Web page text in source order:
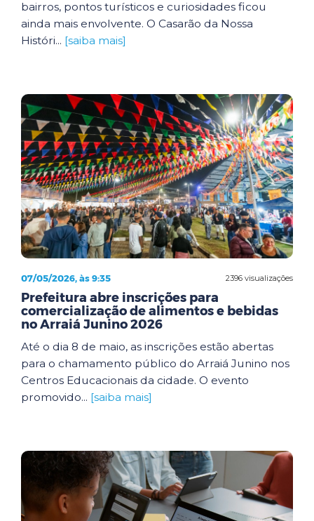
bairros, pontos turísticos e curiosidades ficou
ainda mais envolvente. O Casarão da Nossa
Históri... [saiba mais]
2396 visualizações
07/05/2026, às 9:35
Prefeitura abre inscrições para
comercialização de alimentos e bebidas
no Arraiá Junino 2026
Até o dia 8 de maio, as inscrições estão abertas
para o chamamento público do Arraiá Junino nos
Centros Educacionais da cidade. O evento
promovido... [saiba mais]